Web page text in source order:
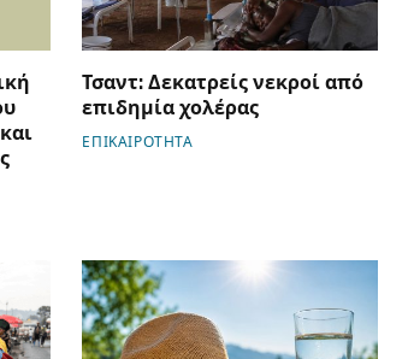
Τσαντ: Δεκατρείς νεκροί από
επιδημία χολέρας
ΕΠΙΚΑΙΡΟΤΗΤΑ